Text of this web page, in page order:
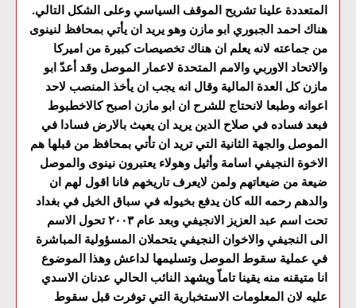
المتعددة علينا تشريح الموقف السياسي وعلى الشكل التالي.
هناك احمد الجبوري ابو مازن وهو يريد ان يأتي بمحافظ لنينوى
من جماعته لانه يعلم ان هناك تخصيصات كبيرة من اميركا
والاتحاد الاوربي والامم المتحدة لاعمار الموصل وقد أعدّ ابو
مازن كل العدة المالية وقال انه يجب ان يأخذ المنصب لاحد
اعوانه وطبعا لانحتاج للشرح ان ابو مازن اصبح كالاخطبوط
فبعد فساده في صلاح الدين يريد ان يعيث بالارض فسادا في
الموصل والجهة الثانية التي تريد ان تأتي بمحافظ من قبلها هم
الاخوة النجيفي اسامة وأثيل وهولاء يعتبرون نينوى والموصل
ضيعة من ضيعاتهم ولمن لايعرف تاريخهم فانا اقول لهم ان
والدهم رحمه الله كان يدفع بخيوله في سباق الخيل في بغداد
تحت اسم عبد العزيز الانجيفي وبعد عام ٢٠٠٣ تحول الاسم
الى النجيفي والاخوان النجيفي يتحملان المسؤولية المباشرة
في عملية سقوط الموصل وتسليمها لداعش وهذا الموضوع
انا متيقنه منه يقينا تاماّ ويشهد النائب الحالي عدنان الاسدي
عليه لان المعلومات الاستخبارية التي توفرت قبل سقوط